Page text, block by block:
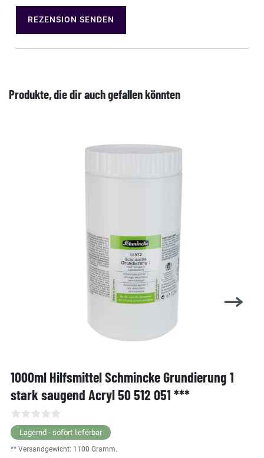
REZENSION SENDEN
Produkte, die dir auch gefallen könnten
1000ml Hilfsmittel Schmincke Grundierung 1
stark saugend Acryl 50 512 051 ***
Lagernd - sofort lieferbar
** Versandgewicht: 1100 Gramm.